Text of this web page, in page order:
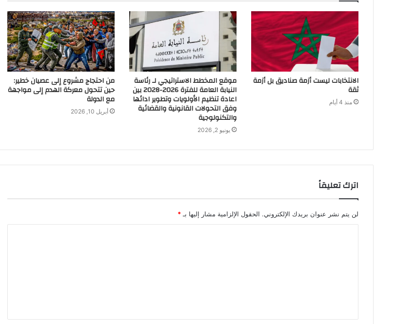
الانتخابات ليست أزمة صناديق بل أزمة
ثقة
منذ 4 أيام
موقع المخطط الاستراتيجي لـ رئاسة
النيابة العامة للفترة 2026-2028 بين
اعادة تنظيم الأولويات وتطوير ادائها
وفق التحولات القانونية والقضائية
والتكنولوجية
يونيو 2, 2026
من احتجاج مشروع إلى عصيان خطير:
حين تتحول معركة الهدم إلى مواجهة
مع الدولة
أبريل 10, 2026
اترك تعليقاً
لن يتم نشر عنوان بريدك الإلكتروني. الحقول الإلزامية مشار إليها بـ*